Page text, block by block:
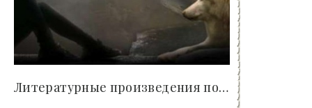
Литературные произведения по кусочкам - «Клуб -..